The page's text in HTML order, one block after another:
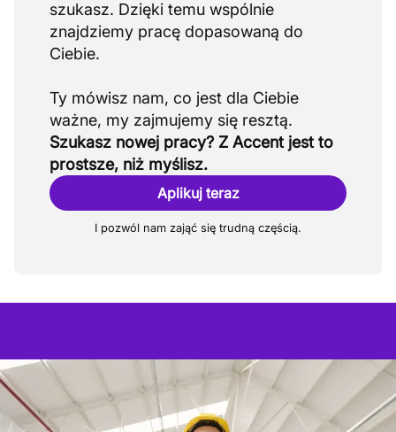
szukasz. Dzięki temu wspólnie
znajdziemy pracę dopasowaną do
Ciebie.
Ty mówisz nam, co jest dla Ciebie
Szukasz nowej pracy? Z Accent jest to
prostsze, niż myślisz.
Aplikuj teraz
I pozwól nam zająć się trudną częścią.